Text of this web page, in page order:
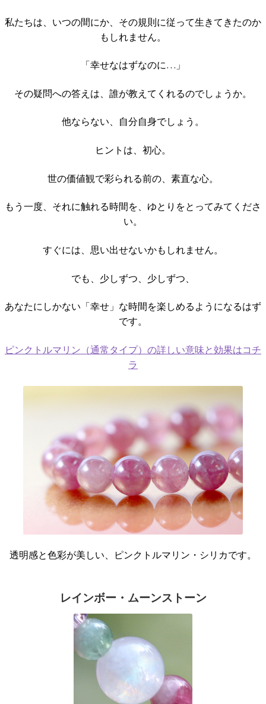
私たちは、いつの間にか、その規則に従って生きてきたのか
もしれません。
「幸せなはずなのに…」
その疑問への答えは、誰が教えてくれるのでしょうか。
他ならない、自分自身でしょう。
ヒントは、初心。
世の価値観で彩られる前の、素直な心。
もう一度、それに触れる時間を、ゆとりをとってみてくださ
い。
すぐには、思い出せないかもしれません。
でも、少しずつ、少しずつ、
あなたにしかない「幸せ」な時間を楽しめるようになるはず
です。
ピンクトルマリン（通常タイプ）の詳しい意味と効果はコチ
ラ
透明感と色彩が美しい、ピンクトルマリン・シリカです。
レインボー・ムーンストーン